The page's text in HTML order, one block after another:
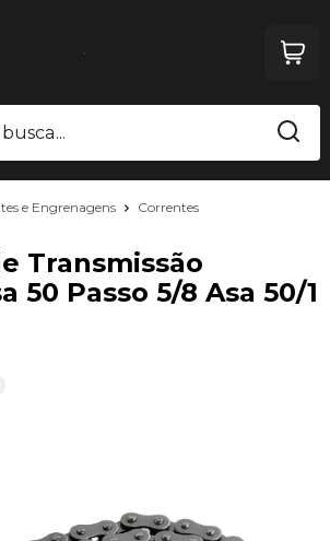
e Engrenagens
Correntes
Transmissão
50 Passo 5/8 Asa 50/1